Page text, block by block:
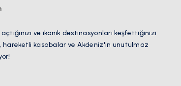
ve ikonik destinasyonları keşfettiğinizi
hareketli kasabalar ve Akdeniz'in unutulmaz